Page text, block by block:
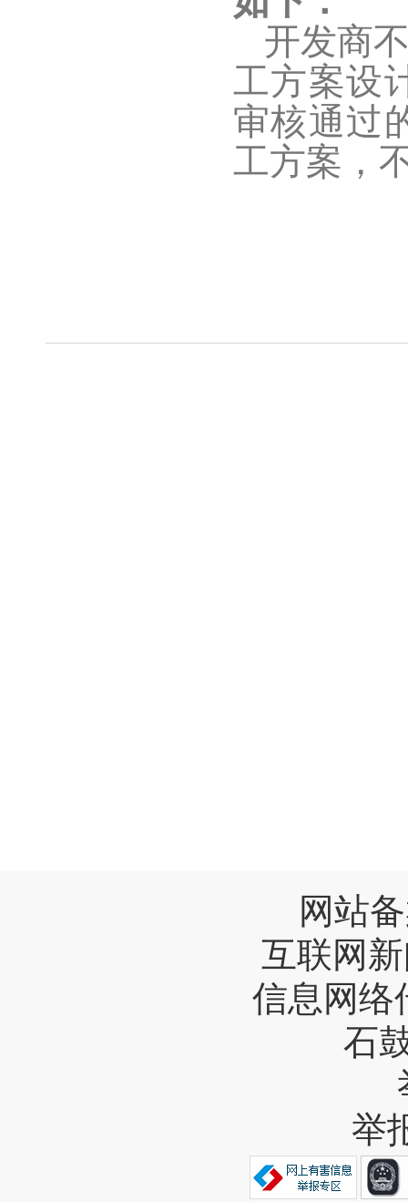
开发商
工方案设
审核通过
工方案，
网站
互联网
信息网络
石
举